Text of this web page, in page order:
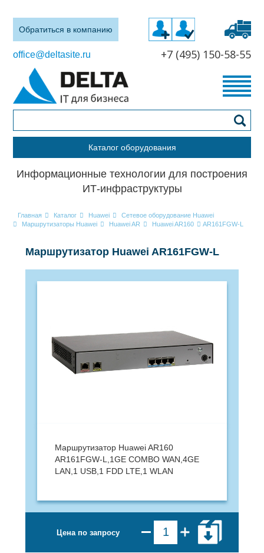
Обратиться в компанию
office@deltasite.ru +7 (495) 150-58-55
Каталог оборудования
Информационные технологии для построения
ИТ-инфраструктуры
Главная Каталог Huawei
Сетевое оборудование Huawei
Маршрутизаторы Huawei
Huawei AR Huawei AR160 AR161FGW-L
Маршрутизатор Huawei AR161FGW-L
Маршрутизатор Huawei AR160
AR161FGW-L,1GE COMBO WAN,4GE
LAN,1 USB,1 FDD LTE,1 WLAN
Цена по запросу